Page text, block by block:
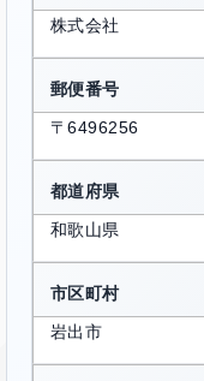
株式会社
郵便番号
〒6496256
都道府県
和歌山県
市区町村
岩出市